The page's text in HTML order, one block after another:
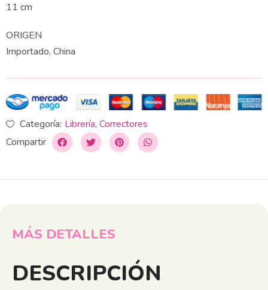
11 cm
ORIGEN
Importado, China
Categoría: Librería, Correctores
Compartir
MÁS DETALLES
DESCRIPCIÓN